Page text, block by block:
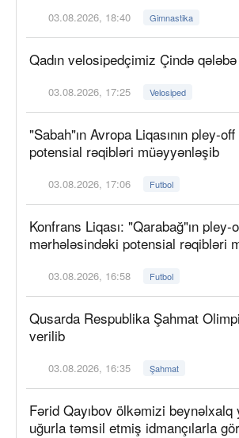
03.08.2026, 18:40 Gimnastika
Qadın velosipedçimiz Çində
03.08.2026, 17:25 Velosiped
"Sabah"ın Avropa Liqasının pley-
potensial rəqibləri müəyyənləşib
03.08.2026, 17:06 Futbol
Konfrans Liqası: "Qarabağ"ın pley-
mərhələsindəki potensial rəqibləri
03.08.2026, 16:58 Futbol
Qusarda Respublika Şahmat
verilib
03.08.2026, 16:35 Şahmat
Fərid Qayıbov ölkəmizi beynəlxalq
uğurla təmsil etmiş idmançılarla